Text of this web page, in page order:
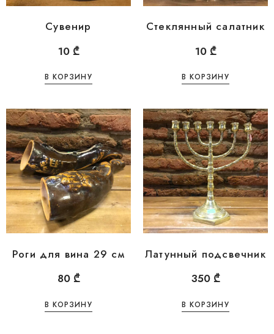
Сувенир
10 ₾
В КОРЗИНУ
Стеклянный салатник
10 ₾
В КОРЗИНУ
Роги для вина 29 см
80 ₾
В КОРЗИНУ
Латунный подсвечник
350 ₾
В КОРЗИНУ